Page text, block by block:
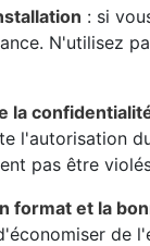
: si
N'utilisez
la
l'autorisation
pas être
format et la
de